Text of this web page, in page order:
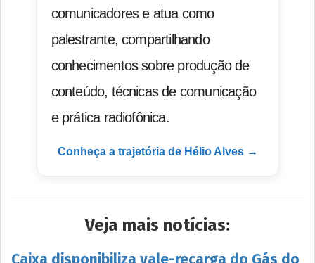
comunicadores e atua como
palestrante, compartilhando
conhecimentos sobre produção de
conteúdo, técnicas de comunicação
e prática radiofônica.
Conheça a trajetória de Hélio Alves →
Veja mais notícias:
Caixa disponibiliza vale-recarga do Gás do